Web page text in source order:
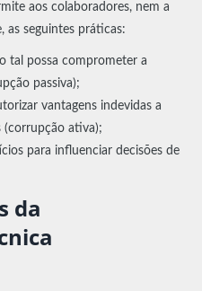
aos colaboradores, nem a
as seguintes práticas:
tal possa comprometer a
passiva);
vantagens indevidas a
(corrupção ativa);
para influenciar decisões de
da